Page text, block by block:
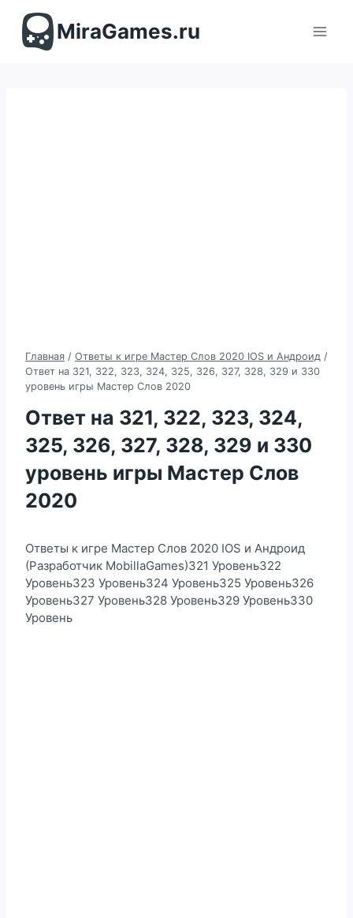
содержимомуMiraGames.ru
Главная / Ответы к игре Мастер Слов 2020 IOS и Андроид /
Ответ на 321, 322, 323, 324, 325, 326, 327, 328, 329 и 330
уровень игры Мастер Слов 2020
Ответ на 321, 322, 323, 324,
325, 326, 327, 328, 329 и 330
уровень игры Мастер Слов
2020
Ответы к игре Мастер Слов 2020 IOS и Андроид
(Разработчик MobillaGames)321 Уровень322
Уровень323 Уровень324 Уровень325 Уровень326
Уровень327 Уровень328 Уровень329 Уровень330
Уровень